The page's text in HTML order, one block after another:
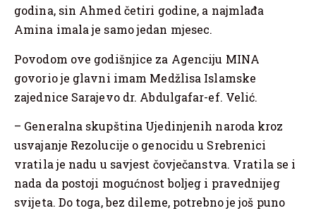
godina, sin Ahmed četiri godine, a najmlađa
Amina imala je samo jedan mjesec.
Povodom ove godišnjice za Agenciju MINA
govorio je glavni imam Medžlisa Islamske
zajednice Sarajevo dr. Abdulgafar-ef. Velić.
– Generalna skupština Ujedinjenih naroda kroz
usvajanje Rezolucije o genocidu u Srebrenici
vratila je nadu u savjest čovječanstva. Vratila se i
nada da postoji mogućnost boljeg i pravednijeg
svijeta. Do toga, bez dileme, potrebno je još puno